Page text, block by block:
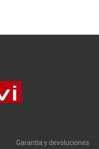
Garantía y devoluciones